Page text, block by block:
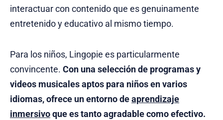
interactuar con contenido que es genuinamente
entretenido y educativo al mismo tiempo.
Para los niños, Lingopie es particularmente
convincente. Con una selección de programas y
videos musicales aptos para niños en varios
idiomas, ofrece un entorno deaprendizaje
inmersivoque es tanto agradable como efectivo.